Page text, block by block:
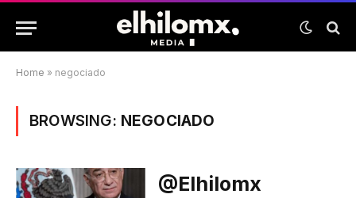
Home » negociado
BROWSING: NEGOCIADO
@elhilomx